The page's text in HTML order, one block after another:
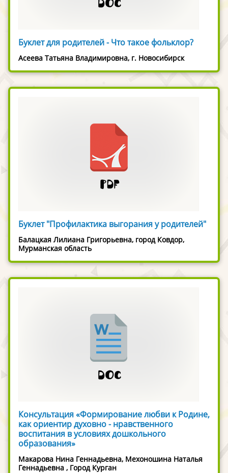
Буклет для родителей - Что такое фольклор?
Асеева Татьяна Владимировна, г. Новосибирск
Буклет "Профилактика выгорания у родителей"
Балацкая Лилиана Григорьевна, город Ковдор,
Мурманская область
Консультация «Формирование любви к Родине,
как ориентир духовно - нравственного
воспитания в условиях дошкольного
образования»
Макарова Нина Геннадьевна, Мехоношина Наталья
Геннадьевна , Город Курган